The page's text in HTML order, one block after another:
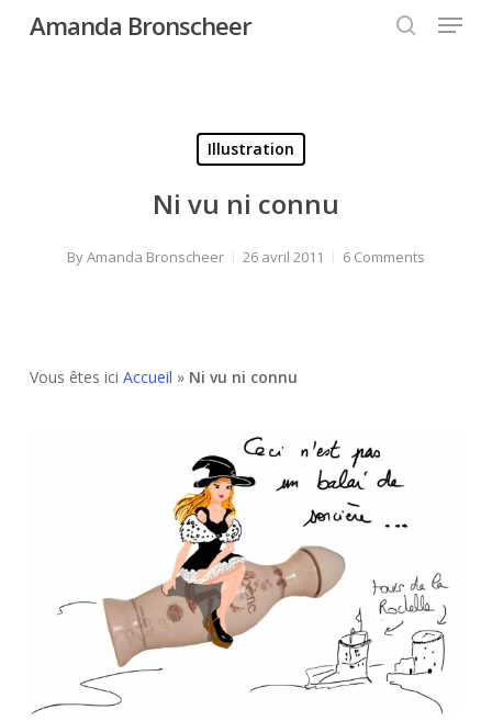
Amanda Bronscheer Menu
Illustration
Ni vu ni connu
ByAmanda Bronscheer 26 avril 2011 6 Comments
Vous êtes ici Accueil » Ni vu ni connu